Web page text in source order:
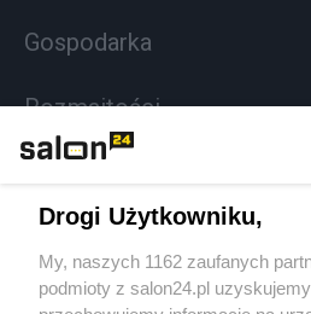
Gospodarka
Rozmaitości
Sport
Społeczeństwo
Drogi Użytkowniku,
My, naszych 1162 zaufanych
podmioty z salon24.pl